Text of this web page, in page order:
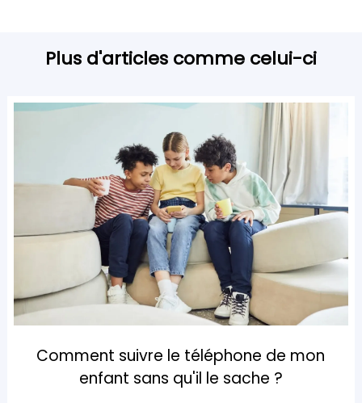
Plus d'articles comme celui-ci
Comment suivre le téléphone de mon
enfant sans qu'il le sache ?